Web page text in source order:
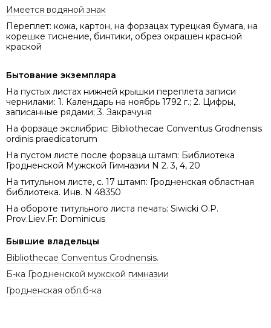
Имеется водяной знак
Переплет: кожа, картон, на форзацах турецкая бумага, на
корешке тиснение, бинтики, обрез окрашен красной
краской
Бытование экземпляра
На пустых листах нижней крышки переплета записи
чернилами: 1. Календарь на ноябрь 1792 г.; 2. Цифры,
записанные рядами; 3. Закрачуня
На форзаце экслибрис: Bibliothecae Conventus Grodnensis
ordinis praedicatorum
На пустом листе после форзаца штамп: Библиотека
Гродненской Мужской Гимназии N 2. 3, 4, 20
На титульном листе, с. 17 штамп: Гродненская областная
библиотека. Инв. N 48350
На обороте титульного листа печать: Siwicki O.P.
Prov.Liev.Fr: Dominicus
Бывшие владельцы
Bibliothecae Conventus Grodnensis.
Б-ка Гродненской мужской гимназии
Гродненская обл.б-ка